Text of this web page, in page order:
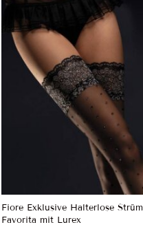
sortieren
Fiore Exklusive Halterlose
Favorita mit Lurex